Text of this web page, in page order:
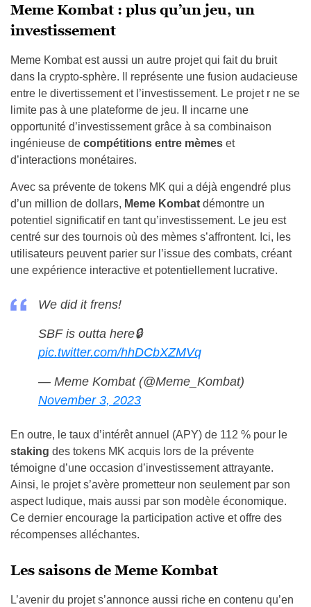
Meme Kombat : plus qu’un jeu, un
investissement
Meme Kombat est aussi un autre projet qui fait du bruit
dans la crypto-sphère. Il représente une fusion audacieuse
entre le divertissement et l’investissement. Le projet r ne se
limite pas à une plateforme de jeu. Il incarne une
opportunité d’investissement grâce à sa combinaison
ingénieuse de compétitions entre mèmes et
d’interactions monétaires.
Avec sa prévente de tokens MK qui a déjà engendré plus
d’un million de dollars, Meme Kombat démontre un
potentiel significatif en tant qu’investissement. Le jeu est
centré sur des tournois où des mèmes s’affrontent. Ici, les
utilisateurs peuvent parier sur l’issue des combats, créant
une expérience interactive et potentiellement lucrative.
We did it frens!
SBF is outta here🔒
pic.twitter.com/hhDCbXZMVq
— Meme Kombat (@Meme_Kombat)
November 3, 2023
En outre, le taux d’intérêt annuel (APY) de 112 % pour le
staking des tokens MK acquis lors de la prévente
témoigne d’une occasion d’investissement attrayante.
Ainsi, le projet s’avère prometteur non seulement par son
aspect ludique, mais aussi par son modèle économique.
Ce dernier encourage la participation active et offre des
récompenses alléchantes.
Les saisons de Meme Kombat
L’avenir du projet s’annonce aussi riche en contenu qu’en